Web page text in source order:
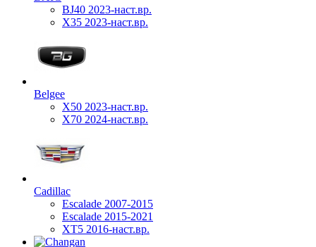
BJ40 2023-наст.вр.
X35 2023-наст.вр.
Belgee
X50 2023-наст.вр.
X70 2024-наст.вр.
Cadillac
Escalade 2007-2015
Escalade 2015-2021
XT5 2016-наст.вр.